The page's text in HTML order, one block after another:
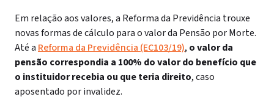
Em relação aos valores, a Reforma da Previdência trouxe
novas formas de cálculo para o valor da Pensão por Morte.
Até a Reforma da Previdência (EC103/19), o valor da
pensão correspondia a 100% do valor do benefício que
o instituidor recebia ou que teria direito, caso
aposentado por invalidez.